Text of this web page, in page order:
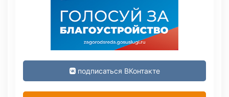
подписаться ВКонтакте